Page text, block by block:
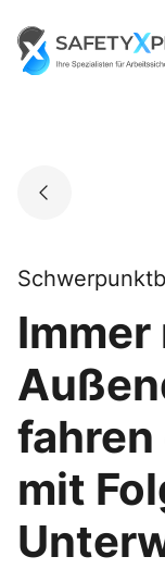
content
Go to landing
Immer
mit